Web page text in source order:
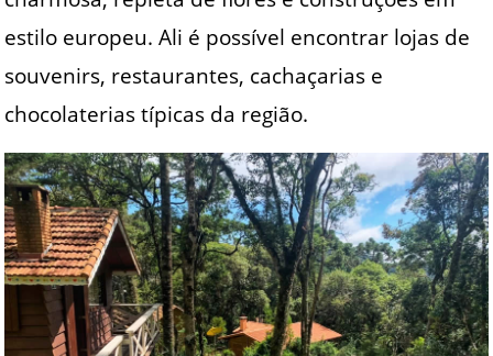
estilo europeu. Ali é possível encontrar lojas de
souvenirs, restaurantes, cachaçarias e
chocolaterias típicas da região.